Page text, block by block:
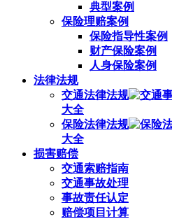
典型案例
保险理赔案例
保险指导性案例
财产保险案例
人身保险案例
法律法规
交通法律法规
大全
保险法律法规
大全
损害赔偿
交通索赔指南
交通事故处理
事故责任认定
赔偿项目计算